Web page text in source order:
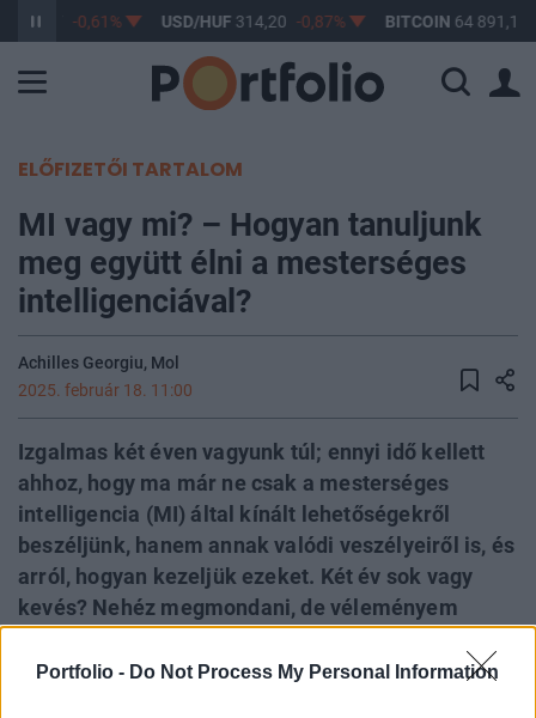
Portfolio - Do Not Process My Personal Information
363,17 -0,61% USD/HUF314,20 -0,87% BITCOIN64 891,12
ELŐFIZETŐI TARTALOM
MI vagy mi? – Hogyan tanuljunk
meg együtt élni a mesterséges
intelligenciával?
Achilles Georgiu, Mol
2025. február 18. 11:00
Izgalmas két éven vagyunk túl; ennyi idő kellett
ahhoz, hogy ma már ne csak a mesterséges
intelligencia (MI) által kínált lehetőségekről
beszéljünk, hanem annak valódi veszélyeiről is, és
arról, hogyan kezeljük ezeket. Két év sok vagy
kevés? Nehéz megmondani, de véleményem
kihívásokra: az EU a világon elsőként dolgozott ki